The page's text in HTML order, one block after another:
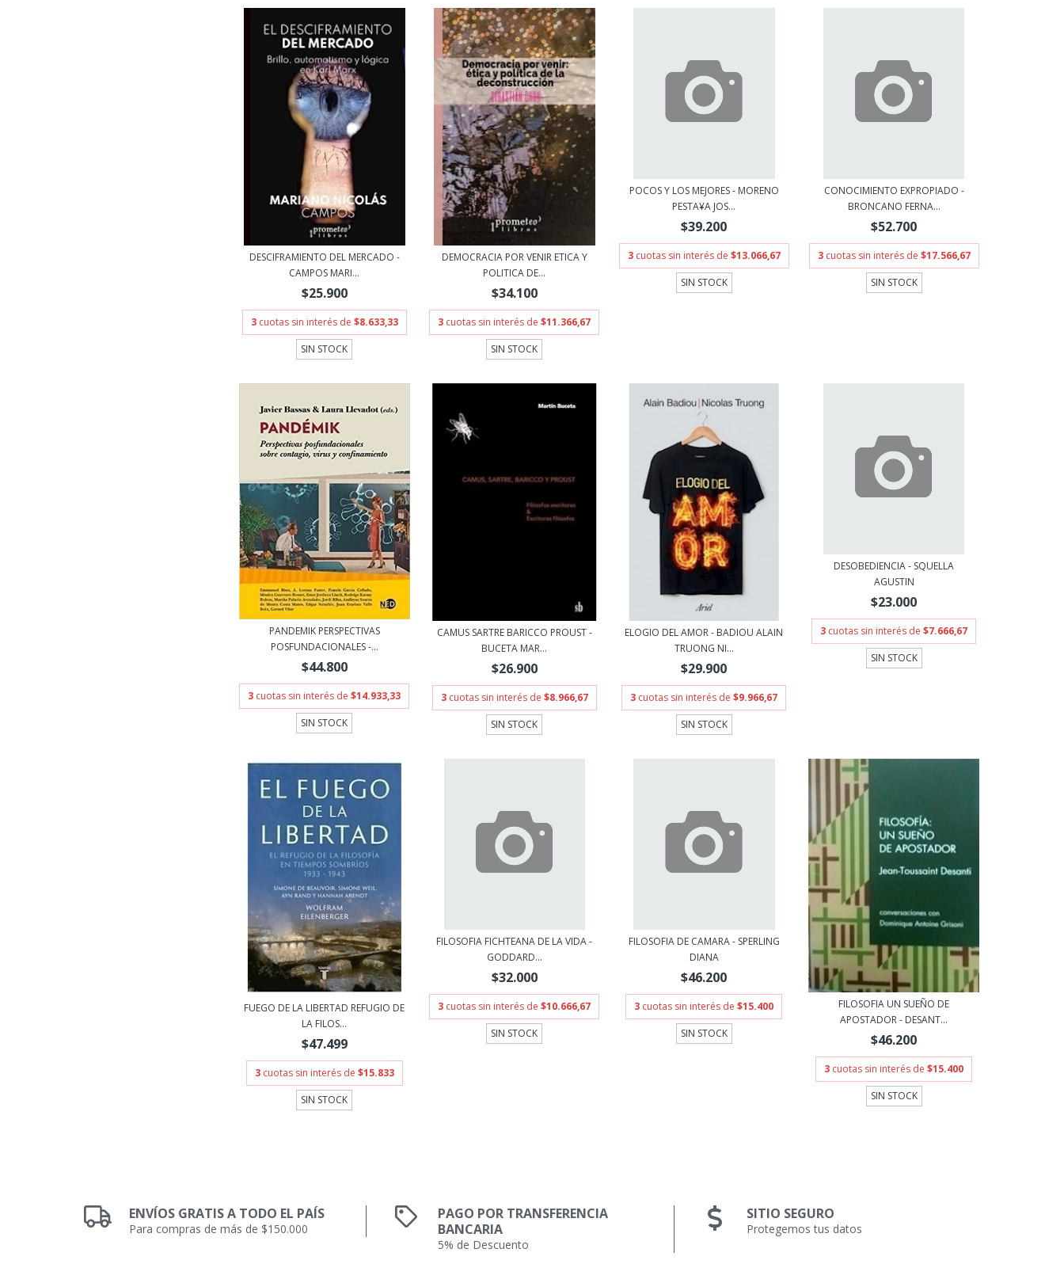
DESCIFRAMIENTO DEL MERCADO -
CAMPOS MARI...
$25.900
3 cuotas sin interés de $8.633,33
SIN STOCK
DEMOCRACIA POR VENIR ETICA Y
POLITICA DE...
$34.100
3 cuotas sin interés de$11.366,67
SIN STOCK
POCOS Y LOS MEJORES - MORENO
PESTA¥A JOS...
$39.200
3 cuotas sin interés de $13.066,67
SIN STOCK
CONOCIMIENTO EXPROPIADO -
BRONCANO FERNA...
$52.700
3 cuotas sin interés de $17.566,67
SIN STOCK
PANDEMIK PERSPECTIVAS
POSFUNDACIONALES -...
$44.800
3 cuotas sin interés de$14.933,33
SIN STOCK
CAMUS SARTRE BARICCO PROUST -
BUCETA MAR...
$26.900
3 cuotas sin interés de $8.966,67
SIN STOCK
ELOGIO DEL AMOR - BADIOU ALAIN
TRUONG NI...
$29.900
3 cuotas sin interés de$9.966,67
SIN STOCK
DESOBEDIENCIA - SQUELLA
AGUSTIN
$23.000
3 cuotas sin interés de$7.666,67
SIN STOCK
FUEGO DE LA LIBERTAD REFUGIO DE
LA FILOS...
$47.499
3 cuotas sin interés de $15.833
SIN STOCK
FILOSOFIA FICHTEANA DE LA VIDA -
GODDARD...
$32.000
3 cuotas sin interés de$10.666,67
SIN STOCK
FILOSOFIA DE CAMARA - SPERLING
DIANA
$46.200
3 cuotas sin interés de$15.400
SIN STOCK
FILOSOFIA UN SUEÑO DE
APOSTADOR - DESANT...
$46.200
3 cuotas sin interés de$15.400
SIN STOCK
ENVÍOS GRATIS A TODO EL PAÍS
Para compras de más de $150.000
PAGO POR TRANSFERENCIA
BANCARIA
5% de Descuento
SITIO SEGURO
Protegemos tus datos